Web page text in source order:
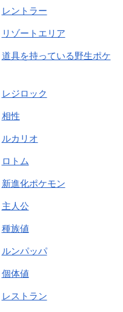
レントラー
リゾートエリア
道具を持っている野生ポケ
レジロック
相性
ルカリオ
ロトム
新進化ポケモン
主人公
種族値
ルンパッパ
個体値
レストラン